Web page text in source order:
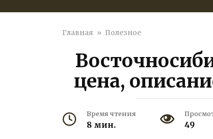
Главная » Полезное
цена,
Время чтения
8 мин. 49